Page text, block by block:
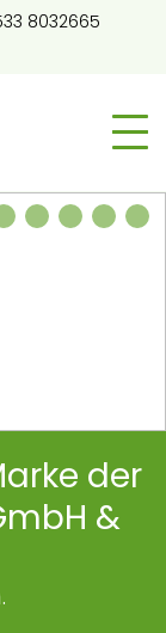
8032665
5 6 7 8
der
&